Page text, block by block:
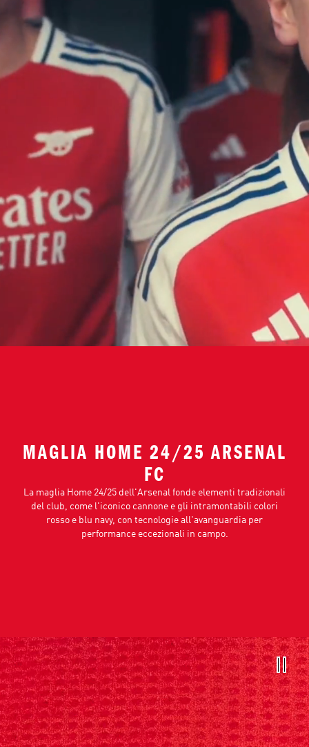
MAGLIA HOME 24/25 ARSENAL
FC
La maglia Home 24/25 dell'Arsenal fonde elementi tradizionali
del club, come l'iconico cannone e gli intramontabili colori
rosso e blu navy, con tecnologie all'avanguardia per
performance eccezionali in campo.